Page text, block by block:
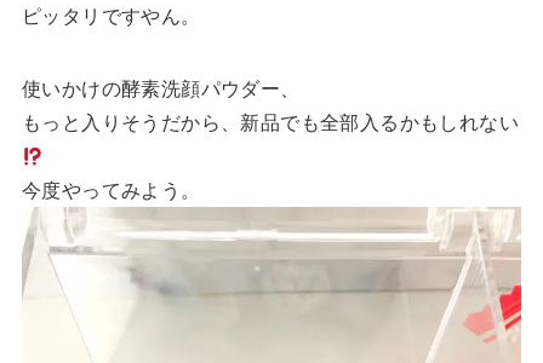
ピッタリですやん。
使いかけの酵素洗顔パウダー、
もっと入りそうだから、新品でも全部入るかもしれない
今度やってみよう。